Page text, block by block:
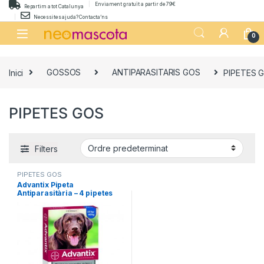
Skip to navigation
Skip to content
Repartim a tot Catalunya Enviament gratuït a partir de 79€
Necessites ajuda? Contacta’ns
0
Inici GOSSOS ANTIPARASITARIS GOS PIPETES
PIPETES GOS
Filters
PIPETES GOS
Advantix Pipeta
Antiparasitària – 4 pipetes